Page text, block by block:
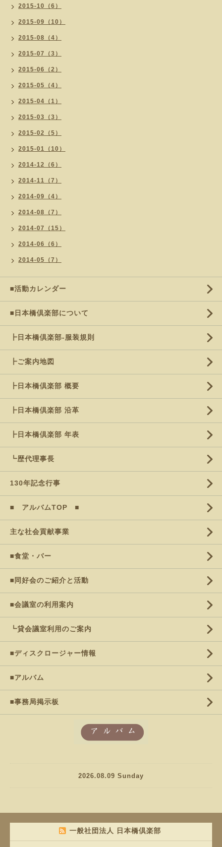
2015-10（6）
2015-09（10）
2015-08（4）
2015-07（3）
2015-06（2）
2015-05（4）
2015-04（1）
2015-03（3）
2015-02（5）
2015-01（10）
2014-12（6）
2014-11（7）
2014-09（4）
2014-08（7）
2014-07（15）
2014-06（6）
2014-05（7）
■活動カレンダー
■日本橋倶楽部について
┣日本橋倶楽部-服装規則
┣ご案内地図
┣日本橋倶楽部 概要
┣日本橋倶楽部 沿革
┣日本橋倶楽部 年表
┗歴代理事長
130年記念行事
■ アルバムTOP ■
主な社会貢献事業
■食堂・バー
■同好会のご紹介と活動
■会議室の利用案内
┗貸会議室利用のご案内
■ディスクロージャー情報
■アルバム
■事務局掲示板
2026.08.09 Sunday
一般社団法人 日本橋倶楽部